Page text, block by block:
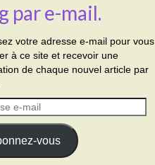
par e-mail.
votre adresse e-mail pour vous
à ce site et recevoir une
de chaque nouvel article par
vous